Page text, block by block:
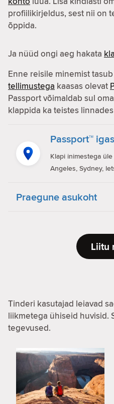
profiilikirjeldus, sest nii on
õppida.
Ja nüüd ongi aeg hakata
Enne reisile minemist
tellimustega kaasas olevat
Passport võimaldab sul
klappida ka teistes
Passport™
Klapi inimestega
Angeles, Sydney,
Praegune asukoht
Liitu
Tinderi kasutajad leiavad
liikmetega ühiseid huvisid.
tegevused.